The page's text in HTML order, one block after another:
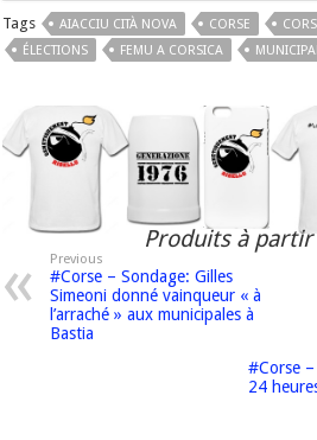
Tags AIACCIU CITÀ NOVA CORSE
ÉLECTIONS
FEMU A CORSICA
Produits à partir
Previous
#Corse – Sondage: Gilles
Simeoni donné vainqueur « à
l’arraché » aux municipales à
Bastia
#Corse –
24